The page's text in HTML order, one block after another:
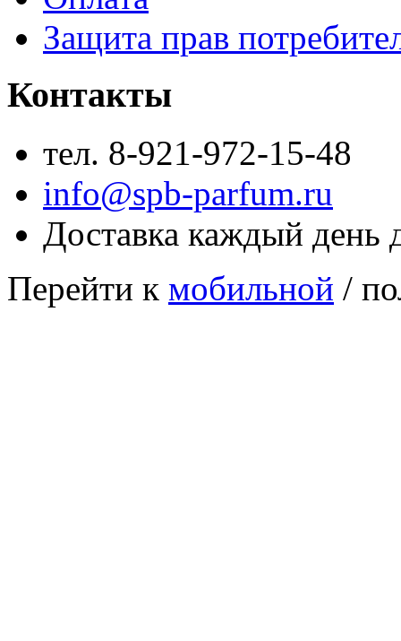
Защита прав
Контакты
тел. 8-921-972-15-48
info@spb-parfum.ru
Доставка каждый день
Перейти к мобильной /